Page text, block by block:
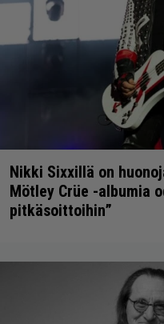
Nikki Sixxillä on
Mötley Crüe -albumia
pitkäsoittoihin”